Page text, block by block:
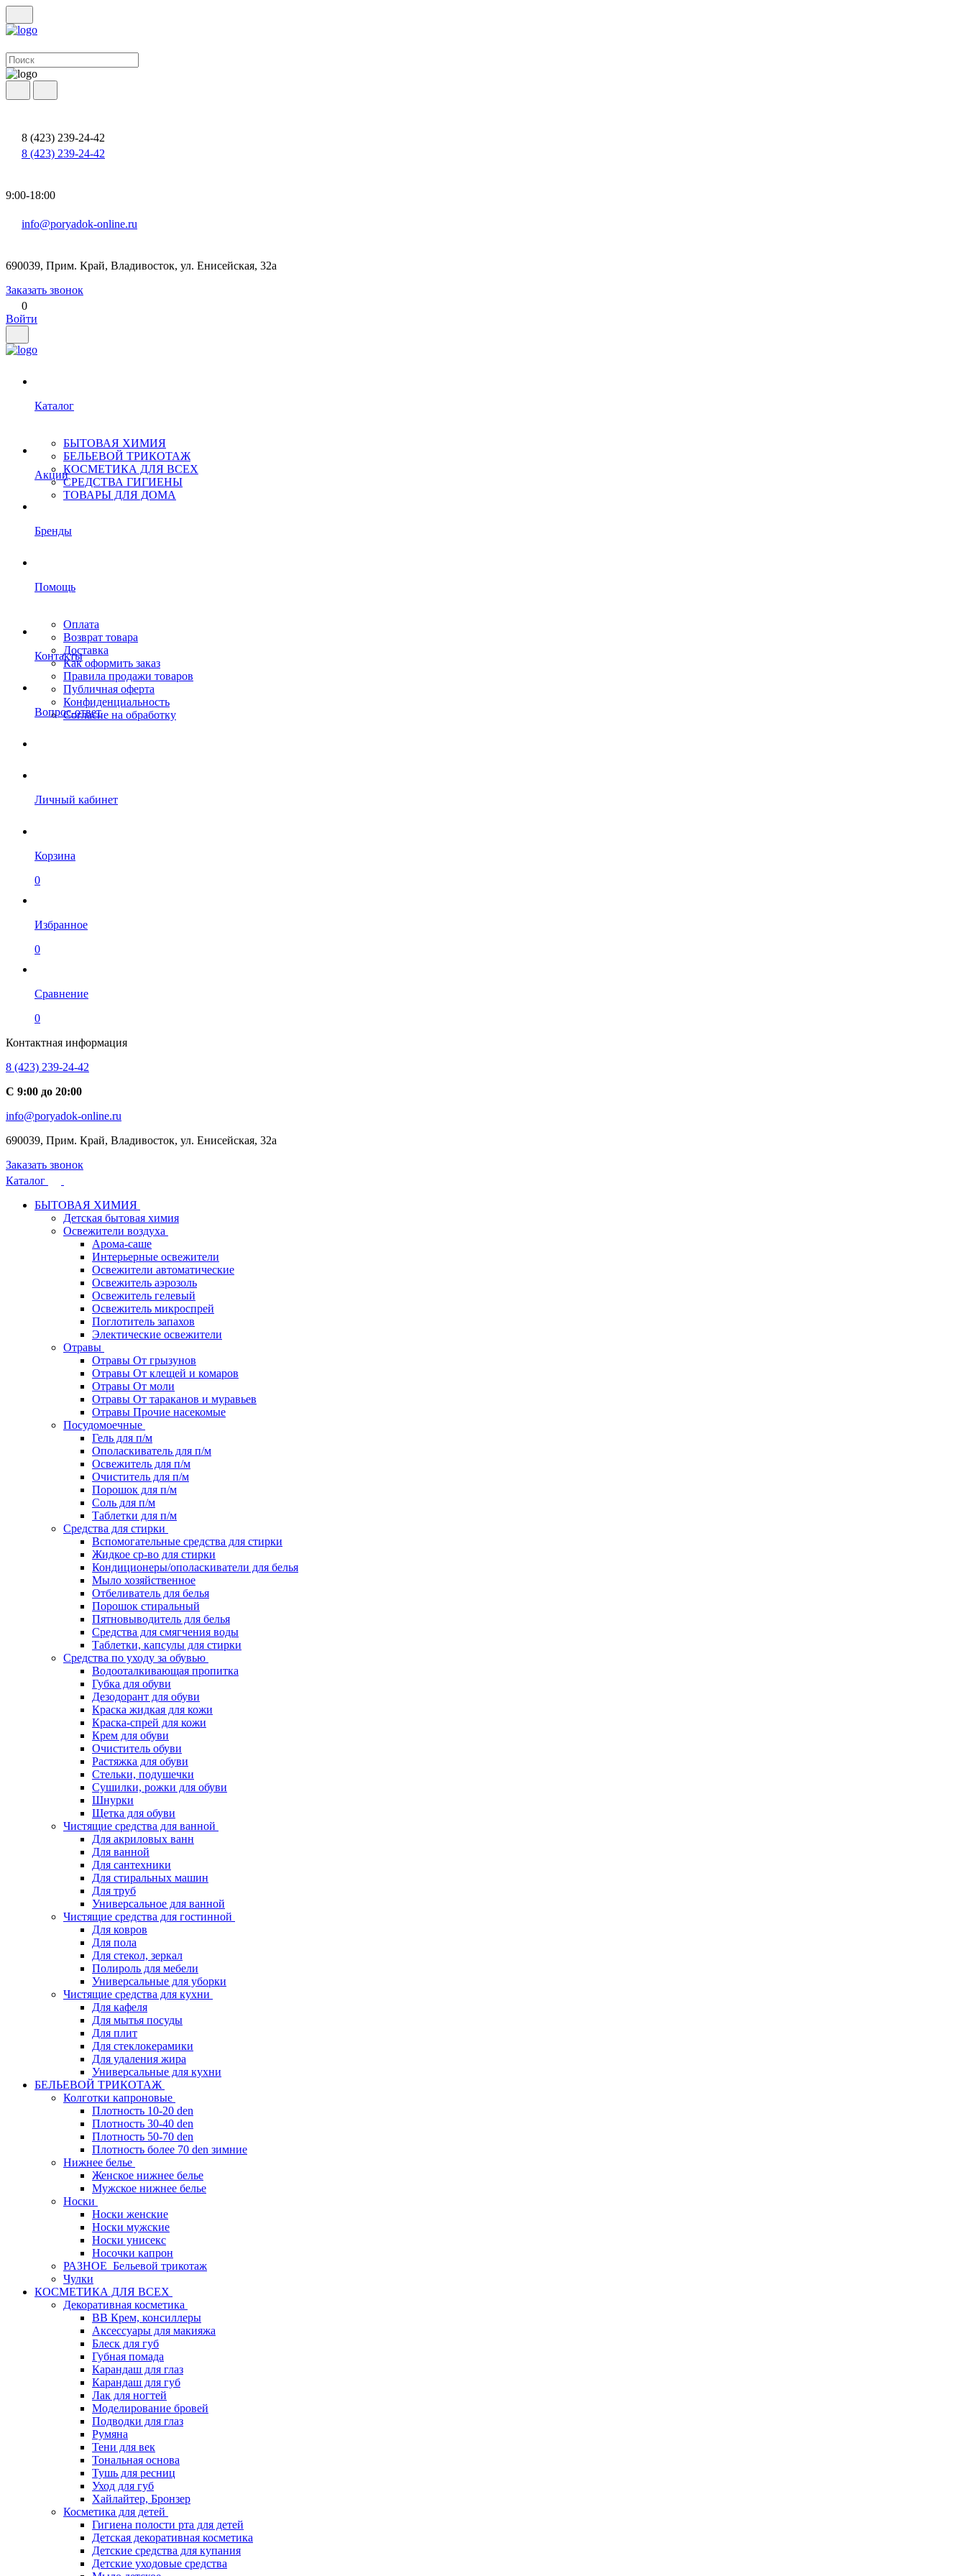
8 (423) 239-24-42
8 (423) 239-24-42
9:00-18:00
info@poryadok-online.ru
690039, Прим. Край, Владивосток, ул. Енисейская, 32а
Заказать звонок
0
Войти
Каталог
БЫТОВАЯ ХИМИЯ
БЕЛЬЕВОЙ ТРИКОТАЖ
КОСМЕТИКА ДЛЯ ВСЕХ
СРЕДСТВА ГИГИЕНЫ
ТОВАРЫ ДЛЯ ДОМА
Акции
Бренды
Помощь
Оплата
Возврат товара
Доставка
Как оформить заказ
Правила продажи товаров
Публичная оферта
Конфиденциальность
Согласие на обработку
Контакты
Вопрос-ответ
Личный кабинет
Корзина
0
Избранное
0
Сравнение
0
Контактная информация
8 (423) 239-24-42
С 9:00 до 20:00
info@poryadok-online.ru
690039, Прим. Край, Владивосток, ул. Енисейская, 32а
Заказать звонок
Каталог
БЫТОВАЯ ХИМИЯ
Детская бытовая химия
Освежители воздуха
Арома-саше
Интерьерные освежители
Освежители автоматические
Освежитель аэрозоль
Освежитель гелевый
Освежитель микроспрей
Поглотитель запахов
Электические освежители
Отравы
Отравы От грызунов
Отравы От клещей и комаров
Отравы От моли
Отравы От тараканов и муравьев
Отравы Прочие насекомые
Посудомоечные
Гель для п/м
Ополаскиватель для п/м
Освежитель для п/м
Очиститель для п/м
Порошок для п/м
Соль для п/м
Таблетки для п/м
Средства для стирки
Вспомогательные средства для стирки
Жидкое ср-во для стирки
Кондиционеры/ополаскиватели для белья
Мыло хозяйственное
Отбеливатель для белья
Порошок стиральный
Пятновыводитель для белья
Средства для смягчения воды
Таблетки, капсулы для стирки
Средства по уходу за обувью
Водооталкивающая пропитка
Губка для обуви
Дезодорант для обуви
Краска жидкая для кожи
Краска-спрей для кожи
Крем для обуви
Очиститель обуви
Растяжка для обуви
Стельки, подушечки
Сушилки, рожки для обуви
Шнурки
Щетка для обуви
Чистящие средства для ванной
Для акриловых ванн
Для ванной
Для сантехники
Для стиральных машин
Для труб
Универсальное для ванной
Чистящие средства для гостинной
Для ковров
Для пола
Для стекол, зеркал
Полироль для мебели
Универсальные для уборки
Чистящие средства для кухни
Для кафеля
Для мытья посуды
Для плит
Для стеклокерамики
Для удаления жира
Универсальные для кухни
БЕЛЬЕВОЙ ТРИКОТАЖ
Колготки капроновые
Плотность 10-20 den
Плотность 30-40 den
Плотность 50-70 den
Плотность более 70 den зимние
Нижнее белье
Женское нижнее белье
Мужское нижнее белье
Носки
Носки женские
Носки мужские
Носки унисекс
Носочки капрон
РАЗНОЕ_Бельевой трикотаж
Чулки
КОСМЕТИКА ДЛЯ ВСЕХ
Декоративная косметика
BB Крем, консиллеры
Аксессуары для макияжа
Блеск для губ
Губная помада
Карандаш для глаз
Карандаш для губ
Лак для ногтей
Моделирование бровей
Подводки для глаз
Румяна
Тени для век
Тональная основа
Тушь для ресниц
Уход для губ
Хайлайтер, Бронзер
Косметика для детей
Гигиена полости рта для детей
Детская декоративная косметика
Детские средства для купания
Детские уходовые средства